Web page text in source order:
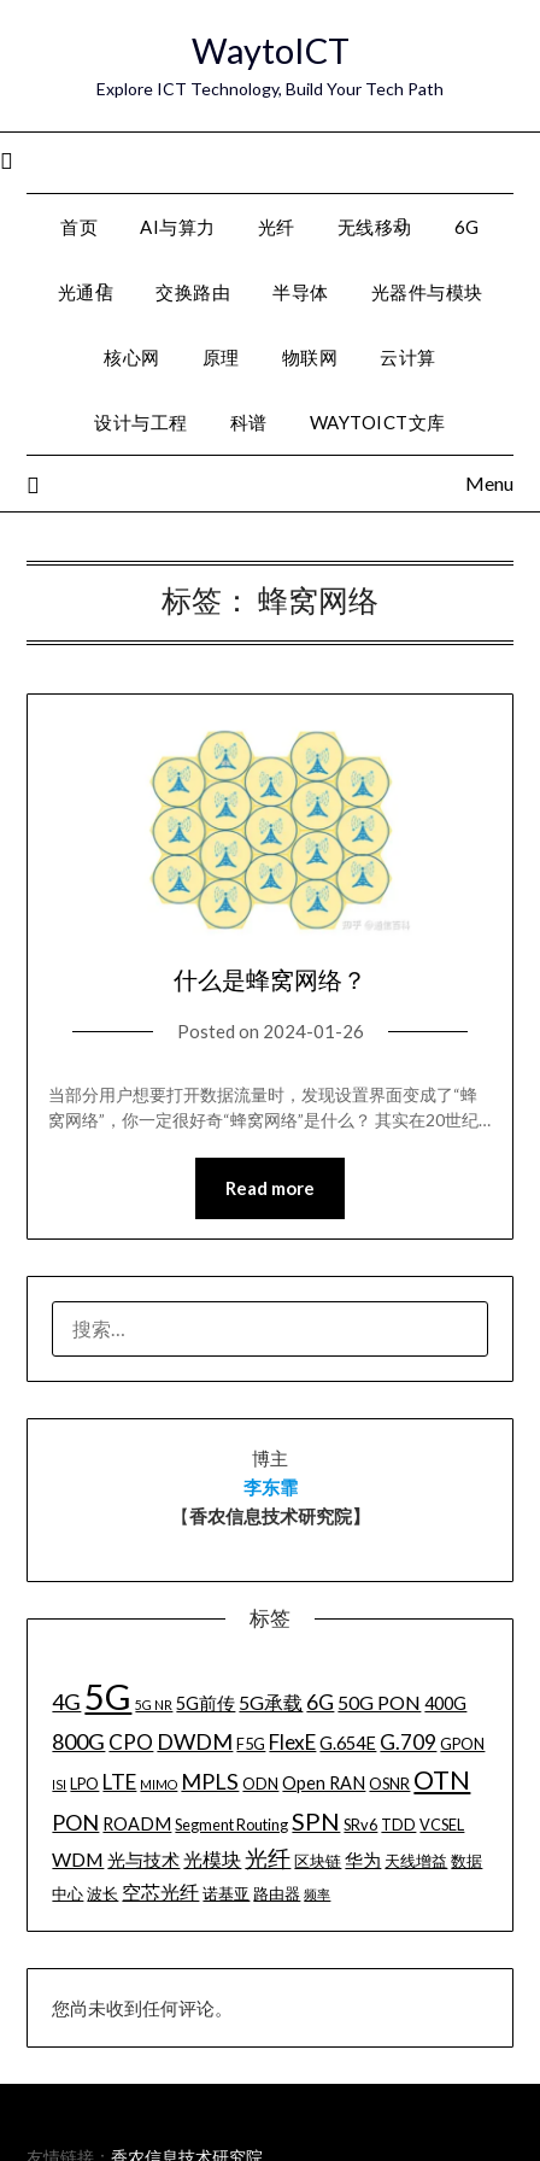
WaytoICT
Explore ICT Technology, Build Your Tech Path
首页 AI与算力 光纤 无线移动 6G
光通信 交换路由 半导体 光器件与模块
核心网 原理 物联网 云计算
设计与工程 科谱 WAYTOICT文库
Menu
标签： 蜂窝网络
什么是蜂窝网络？
Posted on 2024-01-26
当部分用户想要打开数据流量时，发现设置界面变成了“蜂
窝网络”，你一定很好奇“蜂窝网络”是什么？ 其实在20世纪…
Read more
索：
博主
李东霏
【香农信息技术研究院】
标签
4G 5G 5G NR 5G前传 5G承载 6G 50G PON 400G
800G CPO DWDM F5G FlexE G.654E G.709 GPON
ISI LPO LTE MIMO MPLS ODN Open RAN OSNR OTN
PON ROADM Segment Routing SPN SRv6 TDD VCSEL
WDM 光与技术 光模块光纤 区块链 华为 天线增益 数据
中心 波长 空芯光纤 诺基亚 路由器 频率
您尚未收到任何评论。